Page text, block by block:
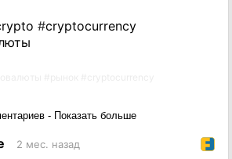
#cryptocurrency
- Показать больше
2 мес. назад